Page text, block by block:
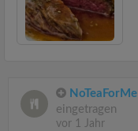
NoTeaForMe
eingetragen
vor 1 Jahr